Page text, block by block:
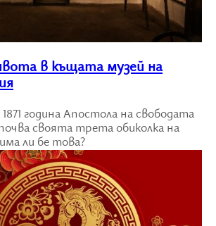
в къщата музей на
година Апостола на свободата
своята трета обиколка на
ли бе това?